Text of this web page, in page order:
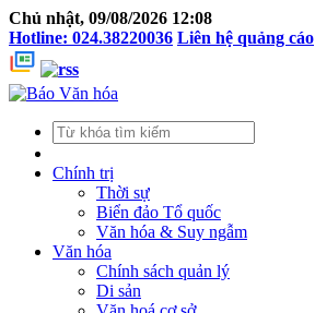
Chủ nhật, 09/08/2026 12:08
Hotline: 024.38220036 Liên hệ quảng cáo
Chính trị
Thời sự
Biển đảo Tổ quốc
Văn hóa & Suy ngẫm
Văn hóa
Chính sách quản lý
Di sản